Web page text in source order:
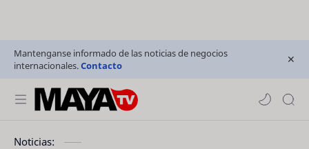
Mantenganse informado de las noticias de negocios
internacionales.Contacto
Noticias: